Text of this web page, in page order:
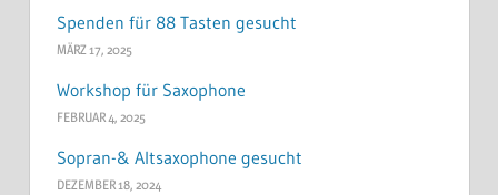
Spenden für 88 Tasten gesucht
MÄRZ 17, 2025
Workshop für Saxophone
FEBRUAR 4, 2025
Sopran-& Altsaxophone gesucht
DEZEMBER 18, 2024